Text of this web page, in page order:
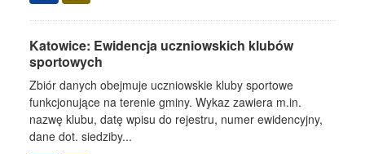
Katowice: Ewidencja uczniowskich klubów
sportowych
Zbiór danych obejmuje uczniowskie kluby sportowe
funkcjonujące na terenie gminy. Wykaz zawiera m.in.
nazwę klubu, datę wpisu do rejestru, numer ewidencyjny,
dane dot. siedziby...